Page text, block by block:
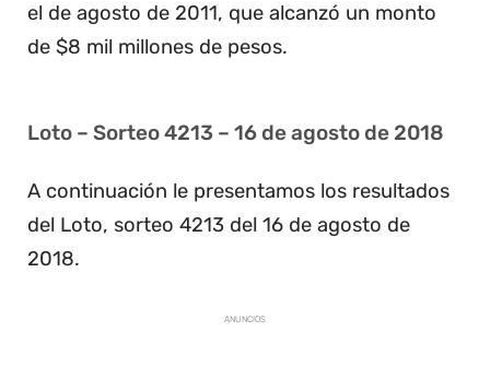
el de agosto de 2011, que alcanzó un monto
de $8 mil millones de pesos.
Loto – Sorteo 4213 – 16 de agosto de 2018
A continuación le presentamos los resultados
del Loto, sorteo 4213 del 16 de agosto de
2018.
ANUNCIOS